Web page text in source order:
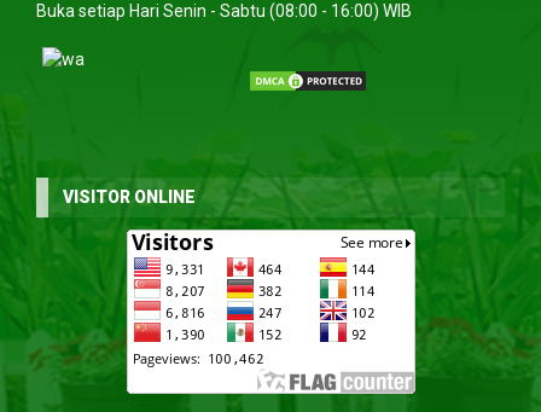
Buka setiap Hari Senin - Sabtu (08:00 - 16:00) WIB
VISITOR ONLINE